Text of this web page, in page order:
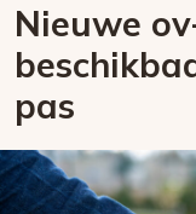
Nieuwe
pas